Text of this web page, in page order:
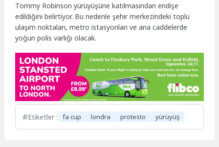
Tommy Robinson yürüyüşüne katılmasından endişe
edildiğini belirtiyor. Bu nedenle şehir merkezindeki toplu
ulaşım noktaları, metro istasyonları ve ana caddelerde
yoğun polis varlığı olacak.
Etiketler : fa cup londra protesto yürüyüş